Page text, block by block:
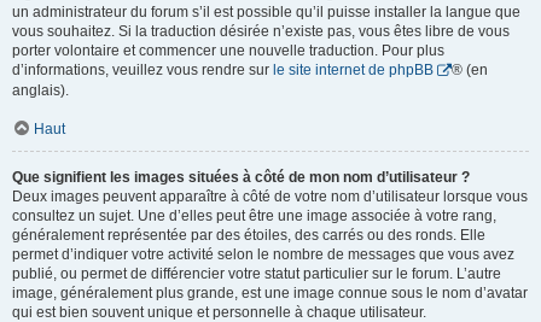
un administrateur du forum s’il est possible qu’il puisse installer la langue que
vous souhaitez. Si la traduction désirée n’existe pas, vous êtes libre de vous
porter volontaire et commencer une nouvelle traduction. Pour plus
d’informations, veuillez vous rendre sur le site internet de phpBB
® (en
anglais).
Haut
Que signifient les images situées à côté de mon nom d’utilisateur ?
Deux images peuvent apparaître à côté de votre nom d’utilisateur lorsque vous
consultez un sujet. Une d’elles peut être une image associée à votre rang,
généralement représentée par des étoiles, des carrés ou des ronds. Elle
permet d’indiquer votre activité selon le nombre de messages que vous avez
publié, ou permet de différencier votre statut particulier sur le forum. L’autre
image, généralement plus grande, est une image connue sous le nom d’avatar
qui est bien souvent unique et personnelle à chaque utilisateur.